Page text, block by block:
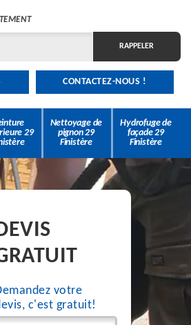
CONTACTEZ-NOUS !
29
Nettoyage de
pignon 29
Finistère
Hydrofuge de
façade 29
Finistère
votre
c'est gratuit!